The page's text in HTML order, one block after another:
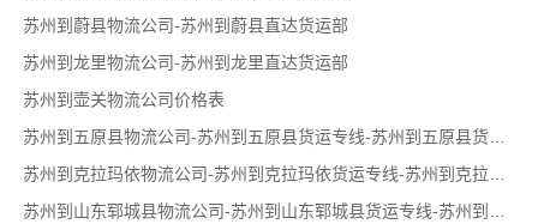
苏州到蔚县物流公司-苏州到蔚县直达货运部
苏州到龙里物流公司-苏州到龙里直达货运部
苏州到壶关物流公司价格表
苏州到五原县物流公司-苏州到五原县货运专线-苏州到五原县货运部
苏州到克拉玛依物流公司-苏州到克拉玛依货运专线-苏州到克拉玛依货运部
苏州到山东郓城县物流公司-苏州到山东郓城县货运专线-苏州到山东郓城县货运部